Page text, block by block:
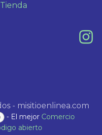
Tienda
- misitioenlinea.com
- El mejor Comercio
abierto